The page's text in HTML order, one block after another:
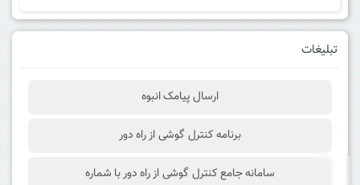
تبلیغات
ارسال پیامک انبوه
برنامه کنترل گوشی از راه دور
سامانه جامع کنترل گوشی از راه دور با شماره